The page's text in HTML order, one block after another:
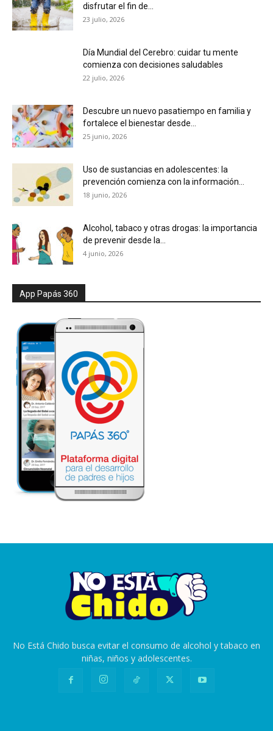
disfrutar el fin de...
23 julio, 2026
Día Mundial del Cerebro: cuidar tu mente
comienza con decisiones saludables
22 julio, 2026
Descubre un nuevo pasatiempo en familia y
fortalece el bienestar desde...
25 junio, 2026
Uso de sustancias en adolescentes: la
prevención comienza con la información...
18 junio, 2026
Alcohol, tabaco y otras drogas: la importancia
de prevenir desde la...
4 junio, 2026
App Papás 360
No Está Chido busca evitar el consumo de alcohol y tabaco en
niñas, niños y adolescentes.